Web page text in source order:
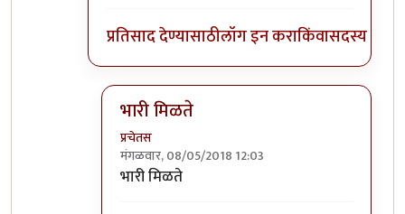
प्रतिसाद देण्यासाठीलॉग इन कराकिंवासदस्य व्हा
भारी मिळते
प्रचेतस
मंगळवार, 08/05/2018 12:03
In reply to
भारी मिळते